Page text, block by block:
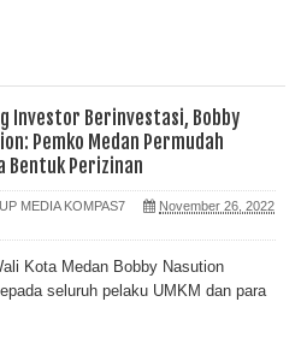
Investor Berinvestasi, Bobby
Pemko Medan Permudah
Bentuk Perizinan
MEDIA KOMPAS7
November 26, 2022
Kota Medan Bobby Nasution
seluruh pelaku UMKM dan para